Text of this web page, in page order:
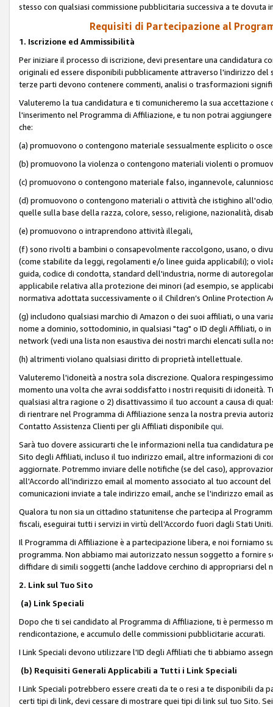
stesso con qualsiasi commissione pubblicitaria successiva a te dovuta
Requisiti di Partecipazione al
1. Iscrizione ed Ammissibilità
Per iniziare il processo di iscrizione, devi presentare una candidatura
originali ed essere disponibili pubblicamente attraverso l'indirizzo
terze parti devono contenere commenti, analisi o trasformazioni
Valuteremo la tua candidatura e ti comunicheremo la sua
l'inserimento nel Programma di Affiliazione, e tu non potrai
che:
(a) promuovono o contengono materiale sessualmente esplicito o
(b) promuovono la violenza o contengono materiali violenti o
(c) promuovono o contengono materiale falso, ingannevole,
(d) promuovono o contengono materiali o attività che istighino
quelle sulla base della razza, colore, sesso, religione, nazionalità,
(e) promuovono o intraprendono attività illegali,
(f) sono rivolti a bambini o consapevolmente raccolgono, usano, o
(come stabilite da leggi, regolamenti e/o linee guida applicabili); o
guida, codice di condotta, standard dell'industria, norme di
applicabile relativa alla protezione dei minori (ad esempio, se
normativa adottata successivamente o il Children’s Online Protection
(g) includono qualsiasi marchio di Amazon o dei suoi affiliati, o una
nome a dominio, sottodominio, in qualsiasi "tag" o ID degli Affiliati, o
network (vedi una lista non esaustiva dei nostri marchi elencati sulla
(h) altrimenti violano qualsiasi diritto di proprietà intellettuale.
Valuteremo l'idoneità a nostra sola discrezione. Qualora
momento una volta che avrai soddisfatto i nostri requisiti di idoneità.
qualsiasi altra ragione o 2) disattivassimo il tuo account a causa di
di rientrare nel Programma di Affiliazione senza la nostra previa
Contatto Assistenza Clienti per gli Affiliati disponibile qui.
Sarà tuo dovere assicurarti che le informazioni nella tua candidatura
Sito degli Affiliati, incluso il tuo indirizzo email, altre informazioni di
aggiornate. Potremmo inviare delle notifiche (se del caso),
all'Accordo all'indirizzo email al momento associato al tuo account
comunicazioni inviate a tale indirizzo email, anche se l'indirizzo email
Qualora tu non sia un cittadino statunitense che partecipa al
fiscali, eseguirai tutti i servizi in virtù dell'Accordo fuori dagli Stati
Il Programma di Affiliazione è a partecipazione libera, e noi forniamo
programma. Non abbiamo mai autorizzato nessun soggetto a fornire
diffidare di simili soggetti (anche laddove cerchino di appropriarsi
2. Link sul Tuo Sito
(a) Link Speciali
Dopo che ti sei candidato al Programma di Affiliazione, ti è permesso
rendicontazione, e accumulo delle commissioni pubblicitarie accurati.
I Link Speciali devono utilizzare l'ID degli Affiliati che ti abbiamo
(b) Requisiti Generali Applicabili a Tutti i Link Speciali
I Link Speciali potrebbero essere creati da te o resi a te disponibili
certi tipi di link, devi cessare di mostrare quei tipi di link sul tuo Sito.